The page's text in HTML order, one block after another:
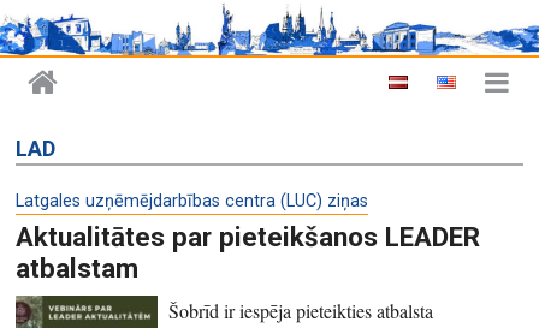
LAD
Latgales uzņēmējdarbības centra (LUC) ziņas
Aktualitātes par pieteikšanos LEADER
atbalstam
Šobrīd ir iespēja pieteikties atbalsta